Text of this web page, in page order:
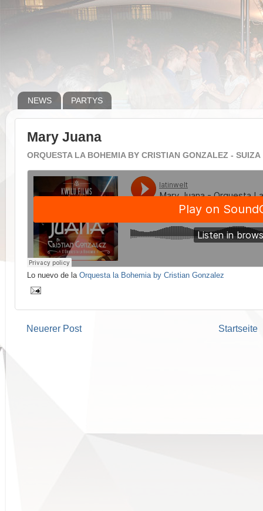
NEWS PARTYS
Mary Juana
ORQUESTA LA BOHEMIA BY CRISTIAN GONZALEZ - SUIZA
Lo nuevo de la Orquesta la Bohemia by Cristian Gonzalez
Neuerer Post Startseite